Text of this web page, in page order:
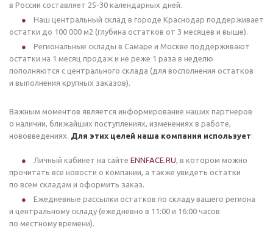
в России составляет 25-30 календарных дней.
Наш центральный склад в городе Краснодар поддерживает
остатки до 100 000 м2 (глубина остатков от 3 месяцев и выше).
Региональные склады в Самаре и Москве поддерживают
остатки на 1 месяц продаж и не реже 1 раза в неделю
пополняются с центрального склада (для восполнения остатков
и выполнения крупных заказов).
Важным моментов является информирование наших партнеров
о наличии, ближайших поступлениях, изменениях в работе,
нововведениях. Для этих целей наша компания использует:
Личный кабинет на сайте ENNFACE.RU, в котором можно
прочитать все новости о компании, а также увидеть остатки
по всем складам и оформить заказ.
Ежедневные рассылки остатков по складу вашего региона
и центральному складу (ежедневно в 11:00 и 16:00 часов
по местному времени).